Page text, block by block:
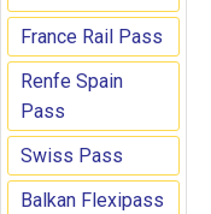
France Rail Pass
Renfe Spain
Pass
Swiss Pass
Balkan Flexipass